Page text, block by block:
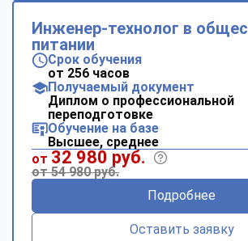
Инженер-технолог в
питании
Срок обучения
от 256 часов
Получаемый документ
Диплом о профессиональной
переподготовке
Обучение на базе
Высшее, среднее
от 32 980 руб.
от 54 980 руб.
Подробнее
Оставить заявку